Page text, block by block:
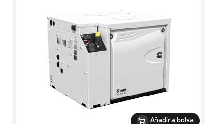
Añadir a bolsa